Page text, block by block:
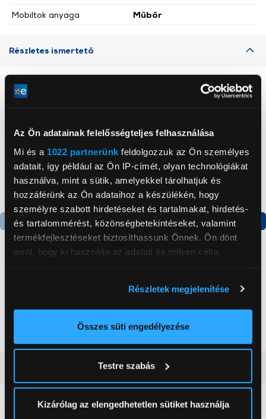
Az Ön adatainak felelősségteljes felhasználása
Mi és a 1022 partnerünk feldolgozzuk az Ön személyes
adatait, így például az Ön IP-címét, olyan technológiákat
használva, mint a sütik, amelyekkel tárolhatjuk és
hozzáférünk az Ön adataihoz a készülékén, hogy
személyre szabott hirdetéseket és tartalmakat, hirdetés-
és tartalommérést, közönségbetekintéseket, valamint
termékfejlesztéseket biztosíthassunk Önnek. Ön dönt
arról, hogy ki használja az adatait és milyen célra.
elhelyezkedéséről pár méteres pontossággal
Az Ön készülékén beazonosítása annak konkrét
módjairól és adja meg preferenciáit aRészletek
pontban. Bármikor módosíthatja vagy visszavonhatja a
Sütinyilatkozathoz való hozzájárulását.
Részletek megjelenítése
Összes süti engedélyezése
Testre szabás
Kizárólag az elengedhetetlen sütiket használja
Mobiltok anyaga
Műbőr
Részletes ismertető
Termék adatlap Termék adatlap
Felülfagyasztós
(0)